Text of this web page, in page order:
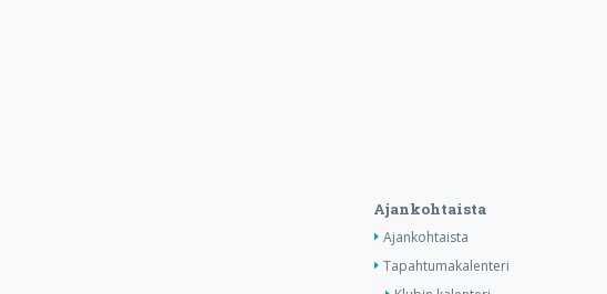
Ajankohtaista
Ajankohtaista
Tapahtumakalenteri